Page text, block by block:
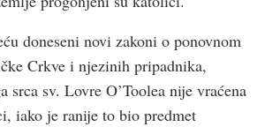
doneseni novi zakoni o ponovnom
Crkve i njezinih pripadnika,
srca sv. Lovre O’Toolea nije vraćena
iako je ranije to bio predmet